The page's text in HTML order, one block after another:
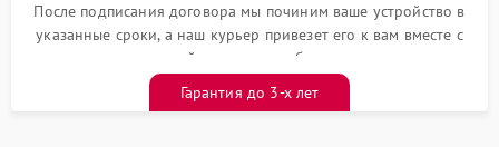
После подписания договора мы починим ваше устройство в
указанные сроки, а наш курьер привезет его к вам вместе с
гарантийным талоном бесплатно
Гарантия до 3-х лет